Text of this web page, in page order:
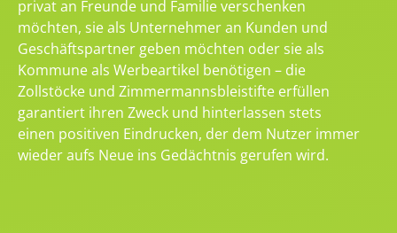
privat an Freunde und Familie verschenken
möchten, sie als Unternehmer an Kunden und
Geschäftspartner geben möchten oder sie als
Kommune als Werbeartikel benötigen – die
Zollstöcke und Zimmermannsbleistifte erfüllen
garantiert ihren Zweck und hinterlassen stets
einen positiven Eindrucken, der dem Nutzer immer
wieder aufs Neue ins Gedächtnis gerufen wird.